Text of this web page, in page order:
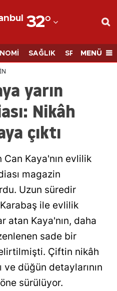
32°
Amasya
Antalya
SAĞLIK SPORMENÜ
yarın
Nikâh
çıktı
Kaya'nın evlilik
magazin
Uzun süredir
ile evlilik
atan Kaya'nın, daha
sade bir
Çiftin nikâh
ve düğün detaylarının
sürülüyor.